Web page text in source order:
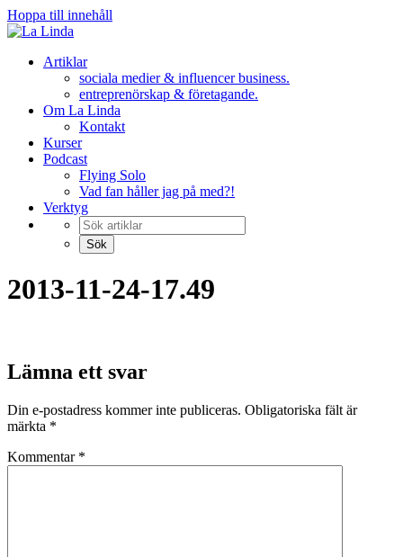
Hoppa till innehåll
Artiklar
sociala medier & influencer business.
entreprenörskap & företagande.
Om La Linda
Kontakt
Kurser
Podcast
Flying Solo
Vad fan håller jag på med?!
Verktyg
2013-11-24-17.49
Lämna ett svar
Din e-postadress kommer inte publiceras. Obligatoriska fält är
märkta *
Kommentar *